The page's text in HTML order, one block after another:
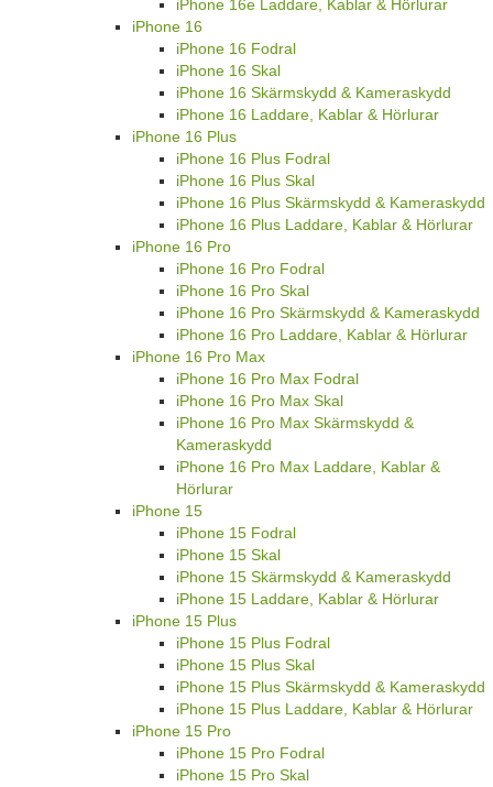
iPhone 16e Laddare, Kablar & Hörlurar
iPhone 16
iPhone 16 Fodral
iPhone 16 Skal
iPhone 16 Skärmskydd & Kameraskydd
iPhone 16 Laddare, Kablar & Hörlurar
iPhone 16 Plus
iPhone 16 Plus Fodral
iPhone 16 Plus Skal
iPhone 16 Plus Skärmskydd & Kameraskydd
iPhone 16 Plus Laddare, Kablar & Hörlurar
iPhone 16 Pro
iPhone 16 Pro Fodral
iPhone 16 Pro Skal
iPhone 16 Pro Skärmskydd & Kameraskydd
iPhone 16 Pro Laddare, Kablar & Hörlurar
iPhone 16 Pro Max
iPhone 16 Pro Max Fodral
iPhone 16 Pro Max Skal
iPhone 16 Pro Max Skärmskydd &
Kameraskydd
iPhone 16 Pro Max Laddare, Kablar &
Hörlurar
iPhone 15
iPhone 15 Fodral
iPhone 15 Skal
iPhone 15 Skärmskydd & Kameraskydd
iPhone 15 Laddare, Kablar & Hörlurar
iPhone 15 Plus
iPhone 15 Plus Fodral
iPhone 15 Plus Skal
iPhone 15 Plus Skärmskydd & Kameraskydd
iPhone 15 Plus Laddare, Kablar & Hörlurar
iPhone 15 Pro
iPhone 15 Pro Fodral
iPhone 15 Pro Skal